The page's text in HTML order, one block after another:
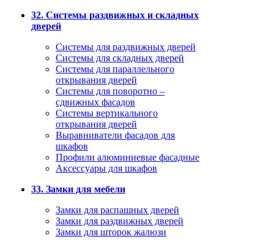
32. Системы раздвижных и складных
дверей
Системы для раздвижных дверей
Системы для складных дверей
Системы для параллельного
открывания дверей
Системы для поворотно –
сдвижных фасадов
Системы вертикального
открывания дверей
Выравниватели фасадов для
шкафов
Профили алюминиевые фасадные
Аксессуары для шкафов
33. Замки для мебели
Замки для распашных дверей
Замки для раздвижных дверей
Замки для шторок жалюзи